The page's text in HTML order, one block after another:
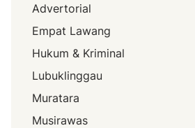
Advertorial
Empat Lawang
Hukum & Kriminal
Lubuklinggau
Muratara
Musirawas